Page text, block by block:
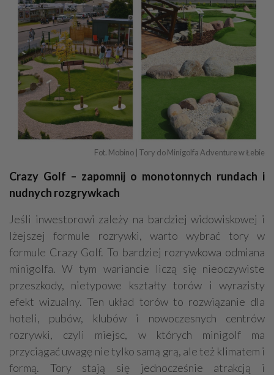
Fot. Mobino | Tory do Minigolfa Adventure w Łebie
Crazy Golf – zapomnij o monotonnych rundach i
nudnych rozgrywkach
Jeśli inwestorowi zależy na bardziej widowiskowej i
lżejszej formule rozrywki, warto wybrać tory w
formule Crazy Golf. To bardziej rozrywkowa odmiana
minigolfa. W tym wariancie liczą się nieoczywiste
przeszkody, nietypowe kształty torów i wyrazisty
efekt wizualny. Ten układ torów to rozwiązanie dla
hoteli, pubów, klubów i nowoczesnych centrów
rozrywki, czyli miejsc, w których minigolf ma
przyciągać uwagę nie tylko samą grą, ale też klimatem i
formą. Tory stają się jednocześnie atrakcją i